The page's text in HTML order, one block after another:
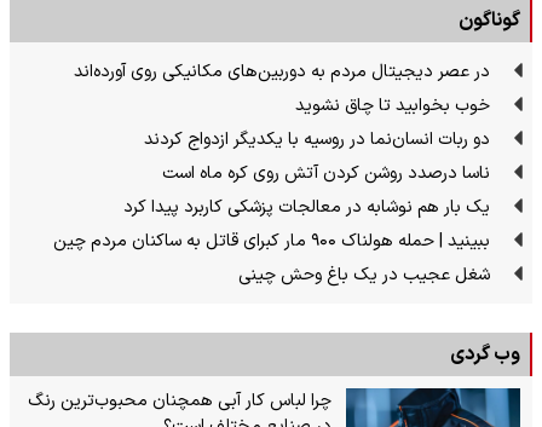
گوناگون
در عصر دیجیتال مردم به دوربین‌های مکانیکی روی آورده‌اند
خوب بخوابید تا چاق نشوید
دو ربات انسان‌نما در روسیه با یکدیگر ازدواج کردند
ناسا درصدد روشن کردن آتش روی کره ماه است
یک بار هم نوشابه در معالجات پزشکی کاربرد پیدا کرد
ببینید | حمله هولناک ۹۰۰ مار کبرای قاتل به ساکنان مردم چین
شغل عجیب در یک باغ وحش چینی
وب گردی
چرا لباس کار آبی همچنان محبوب‌ترین رنگ